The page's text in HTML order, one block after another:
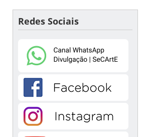
Redes Sociais